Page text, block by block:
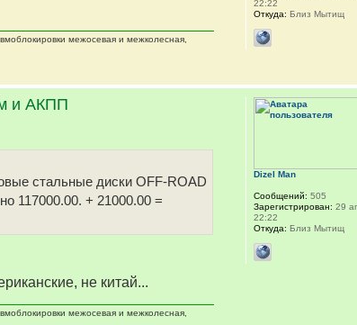
межосевая и межколесная,
22:22
Откуда: Близ Мытищ
и АКПП
стальные диски OFF-ROAD
117000.00. + 21000.00 =
не китай...
межосевая и межколесная,
Dizel Man
Сообщений: 505
Зарегистрирован: 29
22:22
Откуда: Близ Мытищ